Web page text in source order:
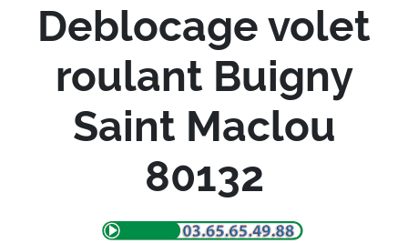
Deblocage volet
roulant Buigny
Saint Maclou
80132